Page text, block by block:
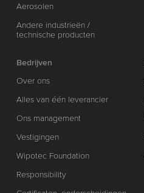
Aerosolen
Andere industrieën /
technische producten
Bedrijven
Over ons
Alles van één leverancier
Ons management
Vestigingen
Wipotec Foundation
Responsibility